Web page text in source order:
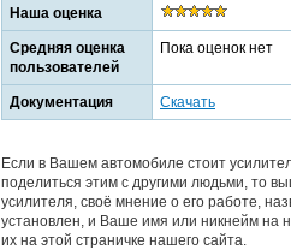
Наша оценка
Средняя оценка
пользователей
Пока оценок нет
Документация Скачать
Если в Вашем автомобиле стоит
поделиться этим с другими людьми, то
усилителя, своё мнение о его работе,
установлен, и Ваше имя или никнейм на
их на этой страничке нашего сайта.